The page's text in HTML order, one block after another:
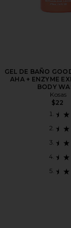
GEL DE BAÑO
AHA + ENZYME
BODY
Kosas
$22